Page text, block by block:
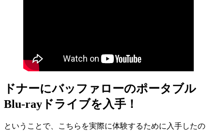
ドナーにバッファローのポータブル
Blu-rayドライブを入手！
ということで、こちらを実際に体験するために入手したの